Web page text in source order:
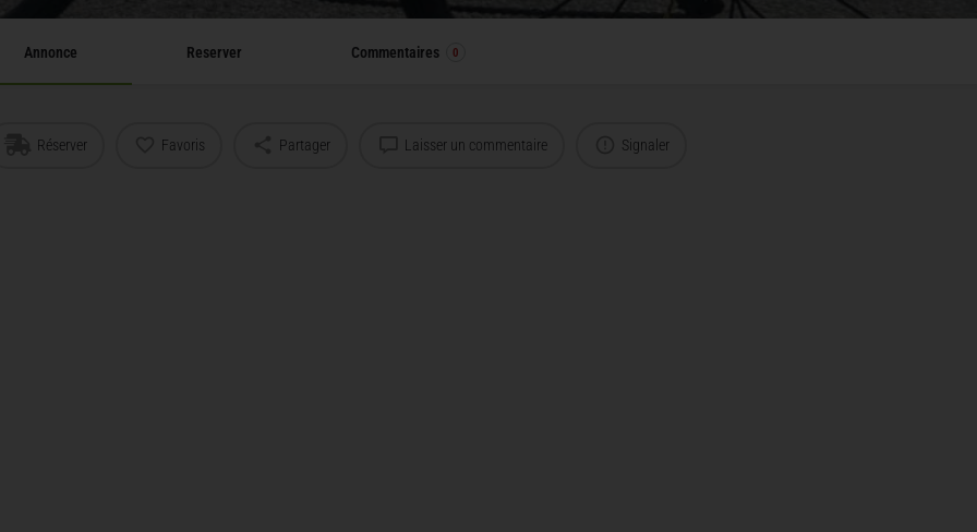
Annonce Reserver Commentaires 0
Réserver Favoris Partager Laisser un commentaire Signaler